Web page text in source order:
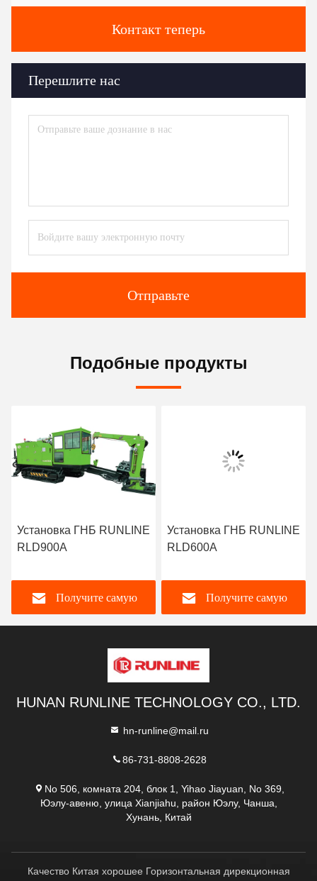
Контакт теперь
Перешлите нас
Отправьте
Подобные продукты
Установка ГНБ RUNLINE
RLD900A
Получите самую
Установка ГНБ RUNLINE
RLD600A
Получите самую
HUNAN RUNLINE TECHNOLOGY CO., LTD.
hn-runline@mail.ru
86-731-8808-2628
No 506, комната 204, блок 1, Yihao Jiayuan, No 369,
Юэлу-авеню, улица Xianjiahu, район Юэлу, Чанша,
Хунань, Китай
Качество Китая хорошее Горизонтальная дирекционная